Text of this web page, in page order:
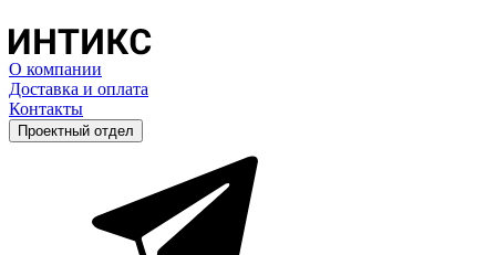
О компании
Доставка и оплата
Контакты
Проектный отдел